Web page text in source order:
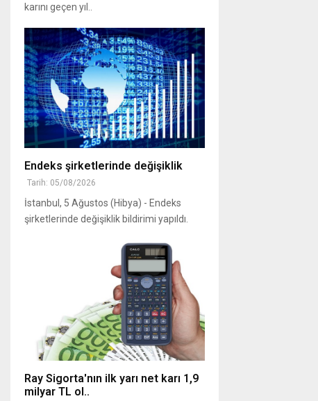
karını geçen yıl..
Endeks şirketlerinde değişiklik
Tarih: 05/08/2026
İstanbul, 5 Ağustos (Hibya) - Endeks
şirketlerinde değişiklik bildirimi yapıldı.
Ray Sigorta'nın ilk yarı net karı 1,9
milyar TL ol..